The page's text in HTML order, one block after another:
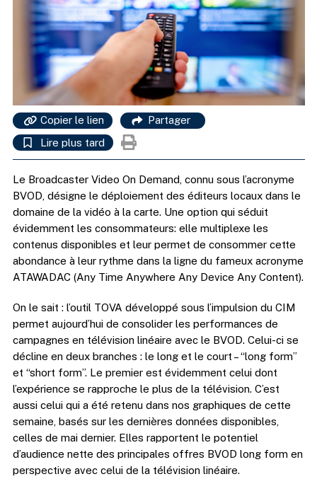
Copier le lien
Partager
Lire plus tard
Le Broadcaster Video On Demand, connu sous l’acronyme
BVOD, désigne le déploiement des éditeurs locaux dans le
domaine de la vidéo à la carte. Une option qui séduit
évidemment les consommateurs: elle multiplexe les
contenus disponibles et leur permet de consommer cette
abondance à leur rythme dans la ligne du fameux acronyme
ATAWADAC (Any Time Anywhere Any Device Any Content).
On le sait : l’outil TOVA développé sous l’impulsion du CIM
permet aujourd’hui de consolider les performances de
campagnes en télévision linéaire avec le BVOD. Celui-ci se
décline en deux branches : le long et le court – “long form”
et “short form”. Le premier est évidemment celui dont
l’expérience se rapproche le plus de la télévision. C’est
aussi celui qui a été retenu dans nos graphiques de cette
semaine, basés sur les dernières données disponibles,
celles de mai dernier. Elles rapportent le potentiel
d’audience nette des principales offres BVOD long form en
perspective avec celui de la télévision linéaire.